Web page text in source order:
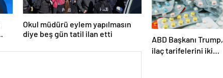
Okul müdürü eylem yapılmasın
diye beş gün tatil ilan etti
ABD Başkanı Trump,
ilaç tarifelerini iki